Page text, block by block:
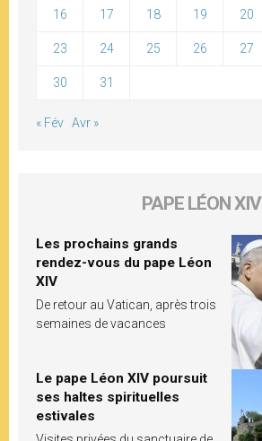
16 17 18 19 20
23 24 25 26 27
30 31
« Fév Avr »
PAPE LÉON XIV
Les prochains grands
rendez-vous du pape Léon
XIV
De retour au Vatican, après trois
semaines de vacances
Le pape Léon XIV poursuit
ses haltes spirituelles
estivales